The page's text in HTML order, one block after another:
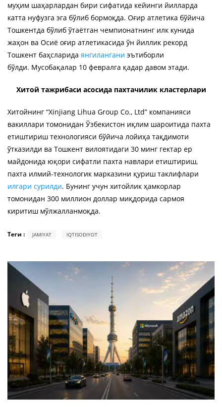
муҳим шаҳарлардан бири сифатида кейинги йилларда
катта нуфузга эга бўлиб бормоқда. Оғир атлетика бўйича
Тошкентда бўлиб ўтаётган чемпионатнинг илк кунида
жаҳон ва Осиё оғир атлетикасида ўн йиллик рекорд
Тошкент баҳсларида янгилангани эътиборли
бўлди. Мусобақалар 10 февралга қадар давом этади.
Хитой тажрибаси асосида пахтачилик кластерлари
Хитойнинг “Xinjiang Lihua Group Co., Ltd” компанияси
вакиллари томонидан Ўзбекистон иқлим шароитида пахта
етиштириш технологияси бўйича лойиҳа тақдимоти
ўтказилди ва Тошкент вилоятидаги 30 минг гектар ер
майдонида юқори сифатли пахта навлари етиштириш,
пахта илмий-технологик марказини қуриш таклифлари
илгари сурилди. Бунинг учун хитойлик ҳамкорлар
томонидан 300 миллион доллар миқдорида сармоя
киритиш мўлжалланмоқда.
Теги : JAMIYAT IQTISODIYOT